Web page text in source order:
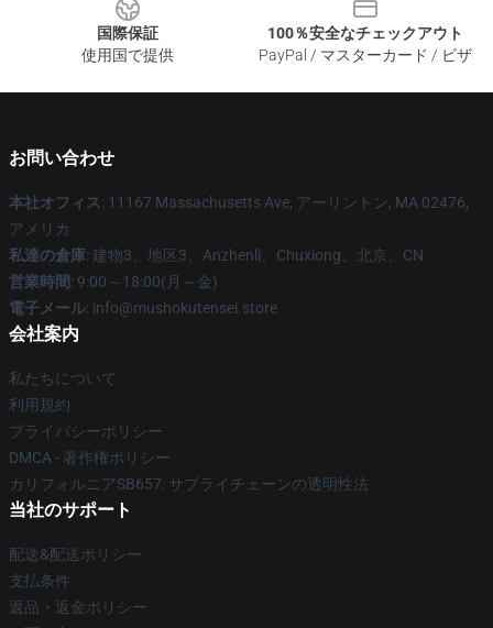
国際保証
使用国で提供
100％安全なチェックアウト
PayPal / マスターカード / ビザ
お問い合わせ
本社オフィス: 11167 Massachusetts Ave, アーリントン, MA 02476,
アメリカ
私達の倉庫: 建物3、地区3、Anzhenli、Chuxiong、北京、CN
営業時間: 9:00～18:00(月～金)
電子メール: info@mushokutensei.store
会社案内
私たちについて
利用規約
プライバシーポリシー
DMCA - 著作権ポリシー
カリフォルニアSB657: サプライチェーンの透明性法
当社のサポート
配送&配送ポリシー
支払条件
返品・返金ポリシー